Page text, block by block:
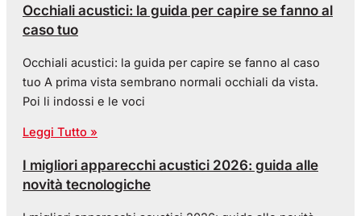
Occhiali acustici: la guida per capire se fanno al
caso tuo
Occhiali acustici: la guida per capire se fanno al caso
tuo A prima vista sembrano normali occhiali da vista.
Poi li indossi e le voci
Leggi Tutto »
I migliori apparecchi acustici 2026: guida alle
novità tecnologiche